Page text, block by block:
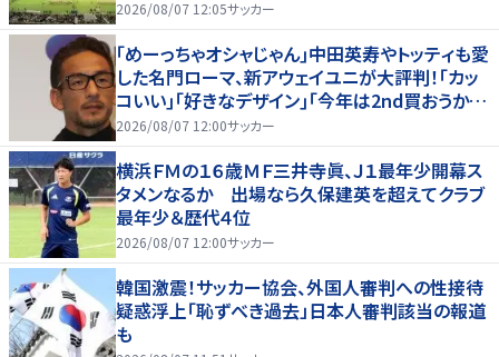
2026/08/07 12:05サッカー
｢めーっちゃオシャじゃん｣中田英寿やトッティも愛
した名門ローマ、新アウェイユニが大評判！｢カッ
コいい｣｢好きなデザイン｣｢今年は2nd買おうか
な｣
2026/08/07 12:00サッカー
横浜ＦＭの１６歳ＭＦ三井寺眞、Ｊ１最年少開幕ス
タメンなるか 出場なら久保建英を超えてクラブ
最年少＆歴代４位
2026/08/07 12:00サッカー
韓国激震！サッカー協会、外国人審判への性接待
疑惑浮上「恥ずべき過去」日本人審判該当の報道
も